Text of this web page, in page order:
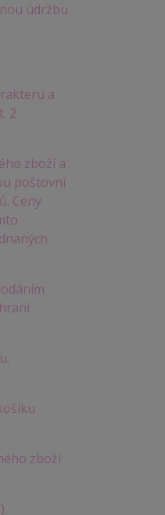
údržbu
a
2
zboží a
poštovní
Ceny
zboží